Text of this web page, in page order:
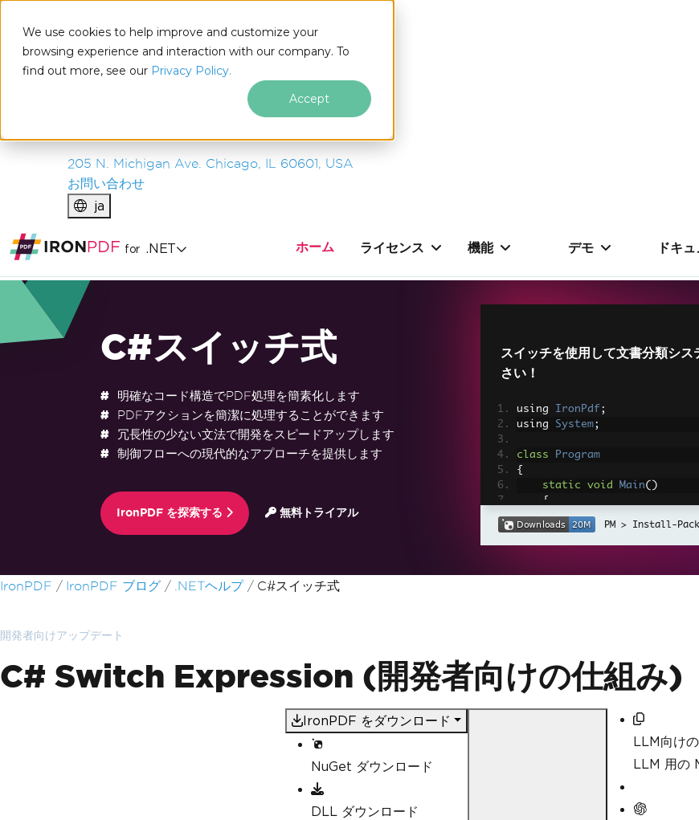
We use cookies to help improve and customize your
browsing experience and interaction with our company. To
find out more, see our Privacy Policy.
Accept
IRONSOFTWARE
製品
エンタープライズ
205 N. Michigan Ave. Chicago, IL 60601, USA
お問い合わせ
ja
for .NET ホーム ライセンス 機能 デモ ドキ
C#スイッチ式
明確なコード構造でPDF処理を簡素化します
PDFアクションを簡潔に処理することができます
冗長性の少ない文法で開発をスピードアップします
制御フローへの現代的なアプローチを提供します
IronPDF を探索する 無料トライアル
スイッチを使用して文書分類シ
さい！
using IronPdf ;
using System;
class
Program
{
static
void Main()
{
// Simulating HTML
string htmlContent =
// Creating IronPDF
var pdfDocument =
string
{
PageCount
"Unknown
// Save the PDF to
SaveAs (
Install-
フッターコンテンツにスキップ
IronPDF IronPDF ブログ .NETヘルプ C#スイッチ式
開発者向けアップデート
C# Switch Expression (開発者向けの仕組み)
IronPDF をダウンロード
NuGet ダウンロード
DLL ダウンロード
LLM向け
LLM 用の